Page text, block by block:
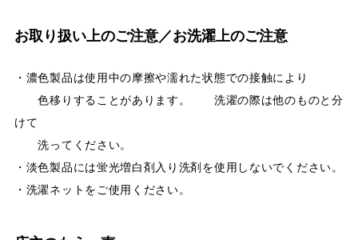
お取り扱い上のご注意／お洗濯上のご注意
・濃色製品は使用中の摩擦や濡れた状態での接触により
色移りすることがあります。 洗濯の際は他のものと分
けて
洗ってください。
・淡色製品には蛍光増白剤入り洗剤を使用しないでください。
・洗濯ネットをご使用ください。